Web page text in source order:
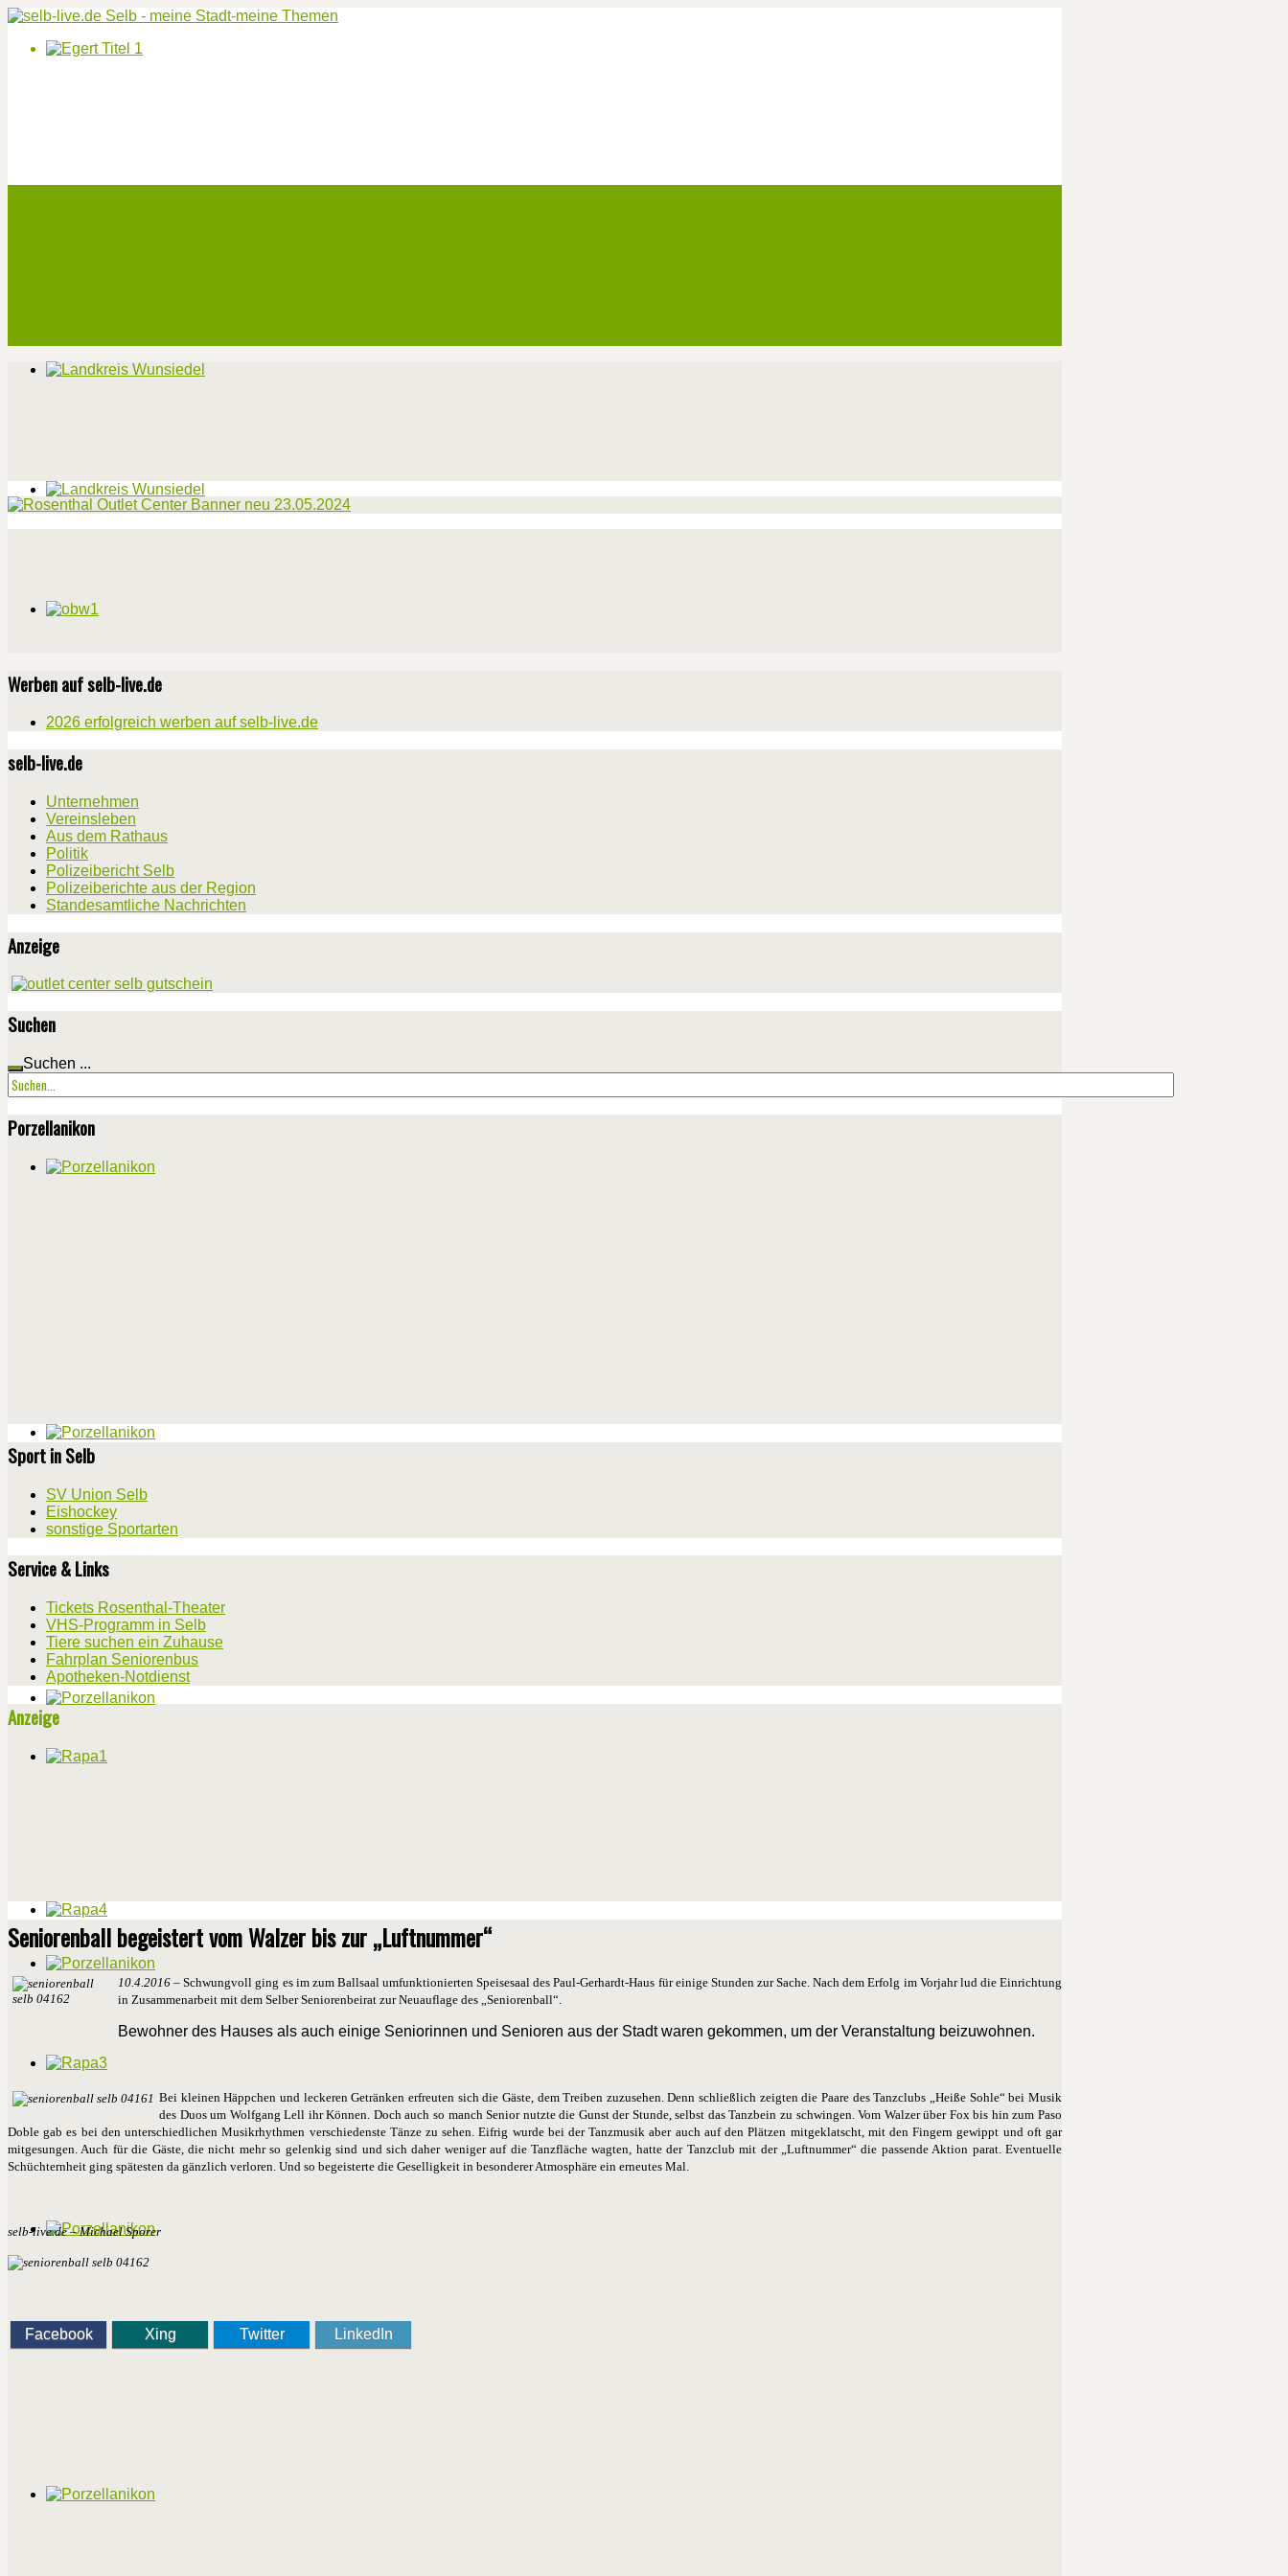
Werben auf selb-live.de
2026 erfolgreich werben auf selb-live.de
selb-live.de
Unternehmen
Vereinsleben
Aus dem Rathaus
Politik
Polizeibericht Selb
Polizeiberichte aus der Region
Standesamtliche Nachrichten
Anzeige
Suchen
Suchen ...
Porzellanikon
Sport in Selb
SV Union Selb
Eishockey
sonstige Sportarten
Service & Links
Tickets Rosenthal-Theater
VHS-Programm in Selb
Tiere suchen ein Zuhause
Fahrplan Seniorenbus
Apotheken-Notdienst
Anzeige
Seniorenball begeistert vom Walzer bis zur „Luftnummer“
10.4.2016 – Schwungvoll ging es im zum Ballsaal umfunktionierten Speisesaal des Paul-Gerhardt-Haus für einige Stunden zur Sache. Nach dem Erfolg im Vorjahr lud die Einrichtung
in Zusammenarbeit mit dem Selber Seniorenbeirat zur Neuauflage des „Seniorenball“.
Bewohner des Hauses als auch einige Seniorinnen und Senioren aus der Stadt waren gekommen, um der Veranstaltung beizuwohnen.
Bei kleinen Häppchen und leckeren Getränken erfreuten sich die Gäste, dem Treiben zuzusehen. Denn schließlich zeigten die Paare des Tanzclubs „Heiße Sohle“ bei Musik
des Duos um Wolfgang Lell ihr Können. Doch auch so manch Senior nutzte die Gunst der Stunde, selbst das Tanzbein zu schwingen. Vom Walzer über Fox bis hin zum Paso
Doble gab es bei den unterschiedlichen Musikrhythmen verschiedenste Tänze zu sehen. Eifrig wurde bei der Tanzmusik aber auch auf den Plätzen mitgeklatscht, mit den Fingern gewippt und oft gar
mitgesungen. Auch für die Gäste, die nicht mehr so gelenkig sind und sich daher weniger auf die Tanzfläche wagten, hatte der Tanzclub mit der „Luftnummer“ die passende Aktion parat. Eventuelle
Schüchternheit ging spätesten da gänzlich verloren. Und so begeisterte die Geselligkeit in besonderer Atmosphäre ein erneutes Mal.
selb-live.de – Michael Sporer
Facebook Xing Twitter LinkedIn